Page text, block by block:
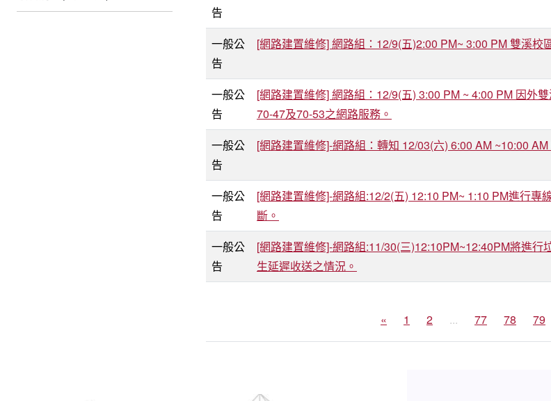
告
一般公
告
[網路建置維修] 網路組：12/9(五)2:00 PM~ 3:00 PM 雙溪
一般公
告
[網路建置維修] 網路組：12/9(五) 3:00 PM ~ 4:00 PM 因外
70-47及70-53之網路服務。
一般公
告
[網路建置維修]-網路組：轉知 12/03(六) 6:00 AM ~10:00
一般公
告
[網路建置維修]-網路組:12/2(五) 12:10 PM~ 1:10 PM進行
斷。
一般公
告
[網路建置維修]-網路組:11/30(三)12:10PM~12:40PM將進
生延遲收送之情況。
« 1 2 ... 77 78 79